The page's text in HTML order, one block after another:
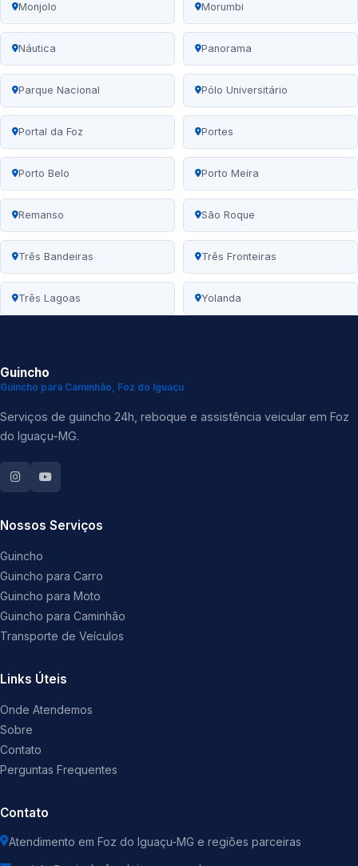
Monjolo Morumbi
Náutica Panorama
Parque Nacional Pólo Universitário
Portal da Foz Portes
Porto Belo Porto Meira
Remanso São Roque
Três Bandeiras Três Fronteiras
Três Lagoas Yolanda
Guincho
Guincho para Caminhão, Foz do Iguaçu
Serviços de guincho 24h, reboque e assistência veicular em Foz
do Iguaçu-MG.
Nossos Serviços
Guincho
Guincho para Carro
Guincho para Moto
Guincho para Caminhão
Transporte de Veículos
Links Úteis
Onde Atendemos
Sobre
Contato
Perguntas Frequentes
Contato
Atendimento em Foz do Iguaçu-MG e regiões parceiras